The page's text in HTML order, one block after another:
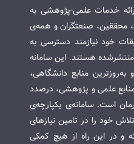
خدمات علمی-پژوهشی به
محققین، صنعتگران و همه‌ی
خود نیازمند دسترسی به
هستند. این سامانه
منابع دانشگاهی،
علمی و پژوهشی، درصدد
است. سامانه‌ی یکپارچه‌ی
خود را در تامین نیازهای
و در این راه از هیچ کمکی